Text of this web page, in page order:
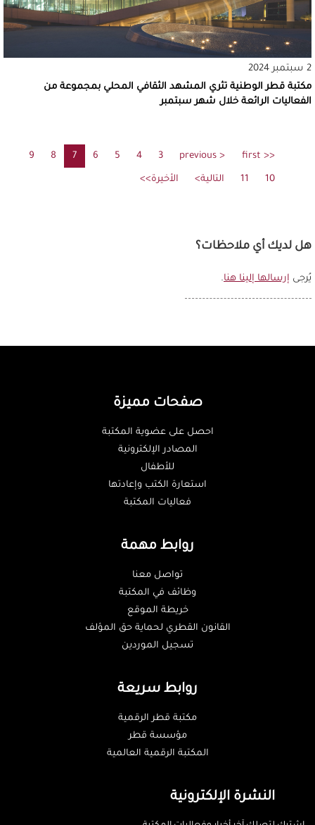
2 سبتمبر 2024
مكتبة قطر الوطنية تثري المشهد الثقافي المحلي بمجموعة من
الفعاليات الرائعة خلال شهر سبتمبر
الصفحة
<< first
الصفحة
< previous الصفحة
3 الصفحة
4 الصفحة
5 الصفحة
6
Current
page
7 الصفحة
8 الصفحة
9
الصفحة
10 الصفحة
11
الصفحة
التالية>
الصفحة
الأخيرة>>
هل لديك أي ملاحظات؟
يُرجى إرسالها إلينا هنا.
صفحات مميزة
احصل على عضوية المكتبة
المصادر الإلكترونية
للأطفال
استعارة الكتب وإعادتها
فعاليات المكتبة
روابط مهمة
تواصل معنا
وظائف في المكتبة
خريطة الموقع
القانون القطري لحماية حق المؤلف
تسجيل الموردين
روابط سريعة
مكتبة قطر الرقمية
مؤسسة قطر
المكتبة الرقمية العالمية
النشرة الإلكترونية